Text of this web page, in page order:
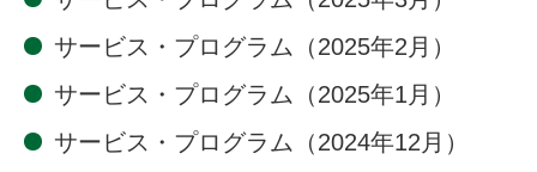
サービス・プログラム（2025年2月）
サービス・プログラム（2025年1月）
サービス・プログラム（2024年12月）